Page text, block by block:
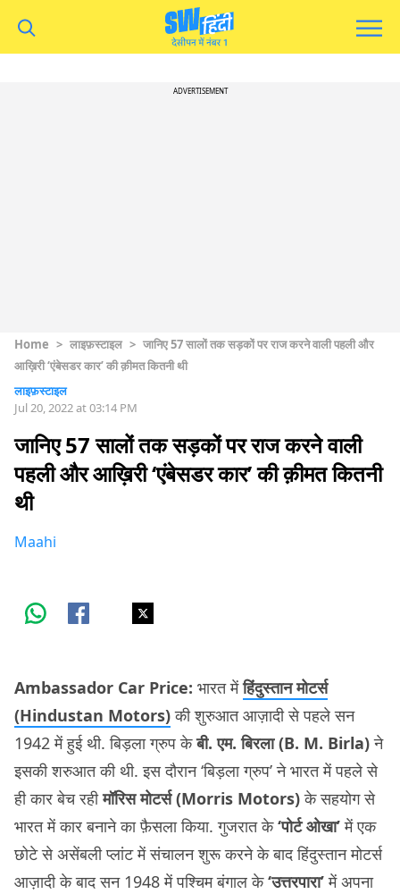
ADVERTISEMENT
Home > लाइफ़स्टाइल > जानिए 57 सालों तक सड़कों पर राज करने वाली पहली और
आख़िरी ‘एंबेसडर कार’ की क़ीमत कितनी थी
लाइफ़स्टाइल
Jul 20, 2022 at 03:14 PM
जानिए 57 सालों तक सड़कों पर राज करने वाली
पहली और आख़िरी ‘एंबेसडर कार’ की क़ीमत कितनी
थी
Maahi
Ambassador Car Price: भारत मेंहिंदुस्तान मोटर्स
(Hindustan Motors)की शुरुआत आज़ादी से पहले सन
1942 में हुई थी. बिड़ला ग्रुप केबी. एम. बिरला (B. M. Birla)ने
इसकी शरुआत की थी. इस दौरान ‘बिड़ला ग्रुप’ ने भारत में पहले से
ही कार बेच रहीमॉरिस मोटर्स (Morris Motors)के सहयोग से
भारत में कार बनाने का फ़ैसला किया. गुजरात के‘पोर्ट ओखा’में एक
छोटे से असेंबली प्लांट में संचालन शुरू करने के बाद हिंदुस्तान मोटर्स
आज़ादी के बाद सन 1948 में पश्चिम बंगाल के‘उत्तरपारा’में अपना